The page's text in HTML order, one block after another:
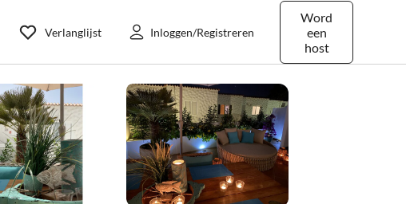
Word
een
host
Verlanglijst Inloggen/Registreren